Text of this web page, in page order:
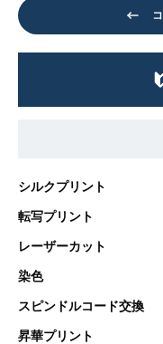
シルクプリント
転写プリント
レーザーカット
染色
スピンドルコード交換
昇華プリント